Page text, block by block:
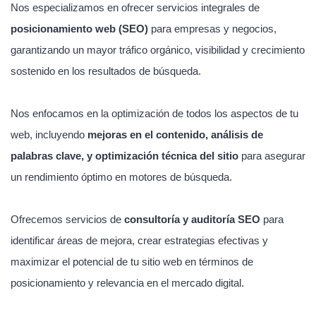
Nos especializamos en ofrecer servicios integrales de
posicionamiento web (SEO) para empresas y negocios,
garantizando un mayor tráfico orgánico, visibilidad y crecimiento
sostenido en los resultados de búsqueda.
Nos enfocamos en la optimización de todos los aspectos de tu
web, incluyendo mejoras en el contenido, análisis de
palabras clave, y optimización técnica del sitio para asegurar
un rendimiento óptimo en motores de búsqueda.
Ofrecemos servicios de consultoría y auditoría SEO para
identificar áreas de mejora, crear estrategias efectivas y
maximizar el potencial de tu sitio web en términos de
posicionamiento y relevancia en el mercado digital.